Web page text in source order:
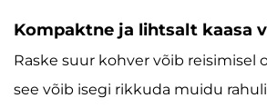
Kompaktne ja lihtsalt kaasa
Raske suur kohver võib reisimisel
see võib isegi rikkuda muidu